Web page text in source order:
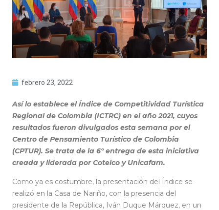
febrero 23, 2022
Así lo establece el Índice de Competitividad Turística
Regional de Colombia (ICTRC) en el año 2021, cuyos
resultados fueron divulgados esta semana por el
Centro de Pensamiento Turístico de Colombia
(CPTUR). Se trata de la 6º entrega de esta iniciativa
creada y liderada por Cotelco y Unicafam.
Como ya es costumbre, la presentación del Índice se
realizó en la Casa de Nariño, con la presencia del
presidente de la República, Iván Duque Márquez, en un